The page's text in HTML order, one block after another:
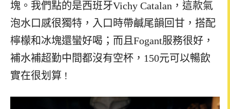
塊。我們點的是西班牙Vichy Catalan，這款氣
泡水口感很獨特，入口時帶鹹尾韻回甘，搭配
檸檬和冰塊還蠻好喝；而且Fogant服務很好，
補水補超勤中間都沒有空杯，150元可以暢飲
實在很划算 !